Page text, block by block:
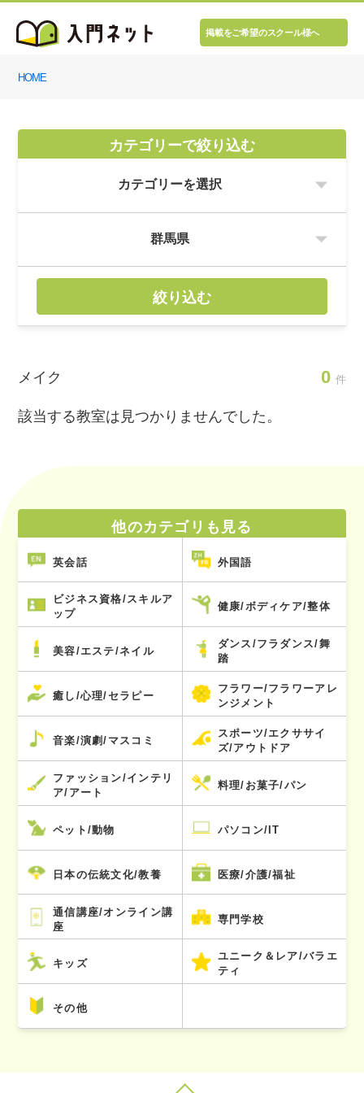
掲載をご希望のスクール様へ
HOME
カテゴリーで絞り込む
絞り込む
メイク 0 件
該当する教室は見つかりませんでした。
他のカテゴリも見る
英会話 外国語
ビジネス資格/スキルア
ップ
健康/ボディケア/整体
美容/エステ/ネイル
ダンス/フラダンス/舞
踏
癒し/心理/セラピー
フラワー/フラワーアレ
ンジメント
音楽/演劇/マスコミ
スポーツ/エクササイ
ズ/アウトドア
ファッション/インテリ
ア/アート
料理/お菓子/パン
ペット/動物 パソコン/IT
日本の伝統文化/教養 医療/介護/福祉
通信講座/オンライン講
座
専門学校
キッズ
ユニーク＆レア/バラエ
ティ
その他